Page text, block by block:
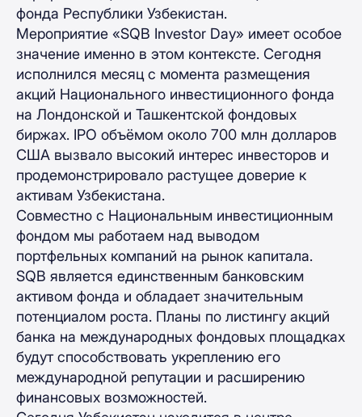
фонда Республики Узбекистан.
Мероприятие «SQB Investor Day» имеет особое
значение именно в этом контексте. Сегодня
исполнился месяц с момента размещения
акций Национального инвестиционного фонда
на Лондонской и Ташкентской фондовых
биржах. IPO объёмом около 700 млн долларов
США вызвало высокий интерес инвесторов и
продемонстрировало растущее доверие к
активам Узбекистана.
Совместно с Национальным инвестиционным
фондом мы работаем над выводом
портфельных компаний на рынок капитала.
SQB является единственным банковским
активом фонда и обладает значительным
потенциалом роста. Планы по листингу акций
банка на международных фондовых площадках
будут способствовать укреплению его
международной репутации и расширению
финансовых возможностей.